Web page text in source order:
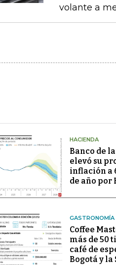
volante a
HACIENDA
Banco de
elevó su
inflación a
de año por
GASTRONOMÍA
Coffee
más de 50
café de
Bogotá y la